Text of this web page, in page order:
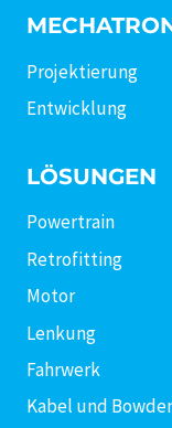
Projektierung
Entwicklung
LÖSUNGEN
Powertrain
Retrofitting
Motor
Lenkung
Fahrwerk
Kabel und